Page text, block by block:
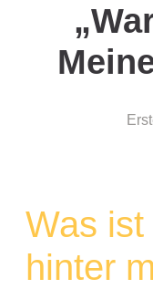
Was ist
hinter